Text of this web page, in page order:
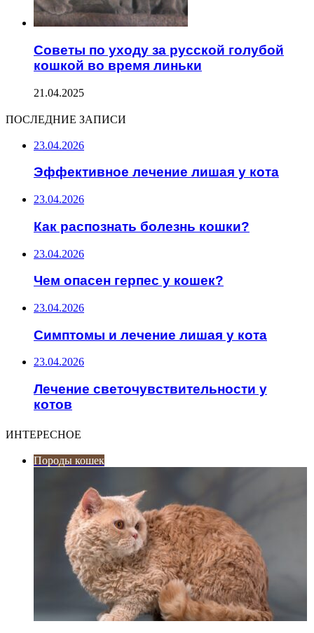
Советы по уходу за русской голубой
кошкой во время линьки
21.04.2025
ПОСЛЕДНИЕ ЗАПИСИ
23.04.2026
Эффективное лечение лишая у кота
23.04.2026
Как распознать болезнь кошки?
23.04.2026
Чем опасен герпес у кошек?
23.04.2026
Симптомы и лечение лишая у кота
23.04.2026
Лечение светочувствительности у
котов
ИНТЕРЕСНОЕ
Породы кошек